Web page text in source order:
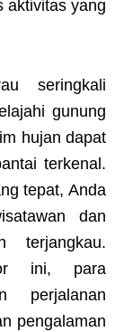
aktivitas yang
seringkali
gunung
hujan dapat
terkenal.
tepat, Anda
dan
terjangkau.
ini, para
perjalanan
pengalaman